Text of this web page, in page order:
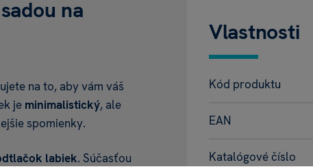
na
na to, aby vám váš
je minimalistický, ale
spomienky.
labiek. Súčasťou
Vlastnosti
Kód produktu
EAN
Katalógové číslo